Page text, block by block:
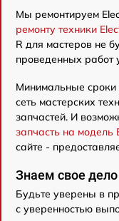
Мы ремонтируем
ремонту техники
R для мастеров не
проведенных работ
Минимальные
сеть мастерских
запчастей. И
запчасть на модель
сайте -
Знаем свое дело
Будьте уверены в
с уверенностью